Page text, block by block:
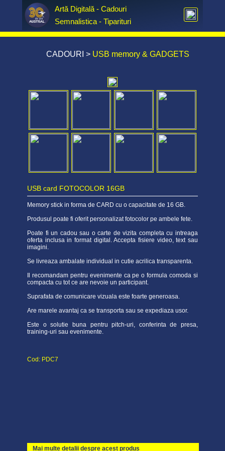
Artă Digitală - Cadouri
Semnalistica - Tiparituri
CADOURI > USB memory & GADGETS
USB card FOTOCOLOR 16GB
Memory stick in forma de CARD cu o capacitate de 16 GB.
Produsul poate fi oferit personalizat fotocolor pe ambele fete.
Poate fi un cadou sau o carte de vizita completa cu intreaga
oferta inclusa in format digital. Accepta fisiere video, text sau
imagini.
Se livreaza ambalate individual in cutie acrilica transparenta.
Il recomandam pentru evenimente ca pe o formula comoda si
compacta cu tot ce are nevoie un participant.
Suprafata de comunicare vizuala este foarte generoasa.
Are marele avantaj ca se transporta sau se expediaza usor.
Este o solutie buna pentru pitch-uri, conferinta de presa,
training-uri sau evenimente.
Cod: PDC7
Mai multe detalii despre acest produs